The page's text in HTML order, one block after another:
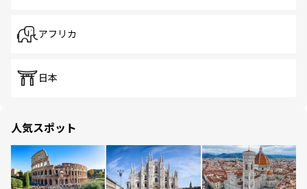
アフリカ
日本
人気スポット